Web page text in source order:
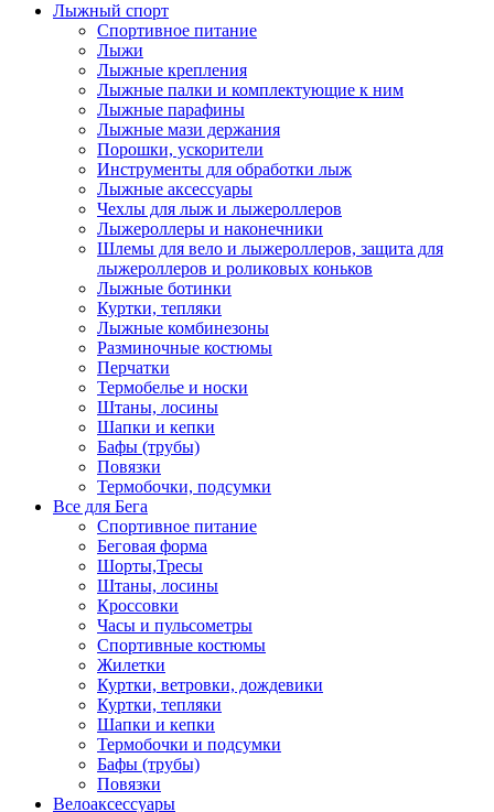
Лыжный спорт
Спортивное питание
Лыжи
Лыжные крепления
Лыжные палки и комплектующие к ним
Лыжные парафины
Лыжные мази держания
Порошки, ускорители
Инструменты для обработки лыж
Лыжные аксессуары
Чехлы для лыж и лыжероллеров
Лыжероллеры и наконечники
Шлемы для вело и лыжероллеров, защита для
лыжероллеров и роликовых коньков
Лыжные ботинки
Куртки, тепляки
Лыжные комбинезоны
Разминочные костюмы
Перчатки
Термобелье и носки
Штаны, лосины
Шапки и кепки
Бафы (трубы)
Повязки
Термобочки, подсумки
Все для Бега
Спортивное питание
Беговая форма
Шорты,Тресы
Штаны, лосины
Кроссовки
Часы и пульсометры
Спортивные костюмы
Жилетки
Куртки, ветровки, дождевики
Куртки, тепляки
Шапки и кепки
Термобочки и подсумки
Бафы (трубы)
Повязки
Велоаксессуары